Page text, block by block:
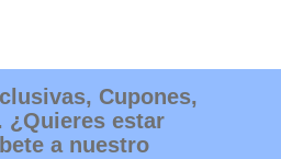
Cupones,
¿Quieres estar
a nuestro